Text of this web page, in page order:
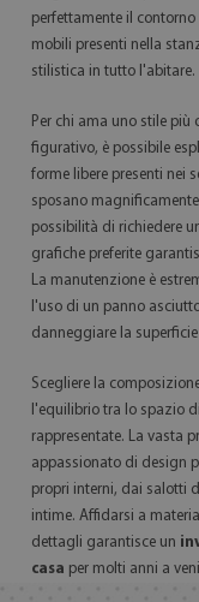
perfettamente il
mobili presenti nella
stilistica in tutto l'abitare.
Per chi ama uno stile
figurativo, è possibile
forme libere presenti nei
sposano
possibilità di richiedere
grafiche preferite
La manutenzione è
l'uso di un panno
danneggiare la
Scegliere la
l'equilibrio tra lo spazio
rappresentate. La vasta
appassionato di design
propri interni, dai salotti
intime. Affidarsi a
dettagli garantisce un
casa per molti anni a